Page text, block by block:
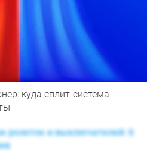
куда сплит-система